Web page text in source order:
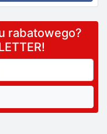
rabatowego?